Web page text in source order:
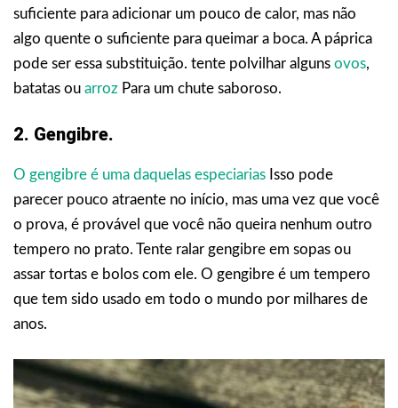
suficiente para adicionar um pouco de calor, mas não
algo quente o suficiente para queimar a boca. A páprica
pode ser essa substituição. tente polvilhar alguns ovos,
batatas ou arroz Para um chute saboroso.
2. Gengibre.
O gengibre é uma daquelas especiarias Isso pode
parecer pouco atraente no início, mas uma vez que você
o prova, é provável que você não queira nenhum outro
tempero no prato. Tente ralar gengibre em sopas ou
assar tortas e bolos com ele. O gengibre é um tempero
que tem sido usado em todo o mundo por milhares de
anos.